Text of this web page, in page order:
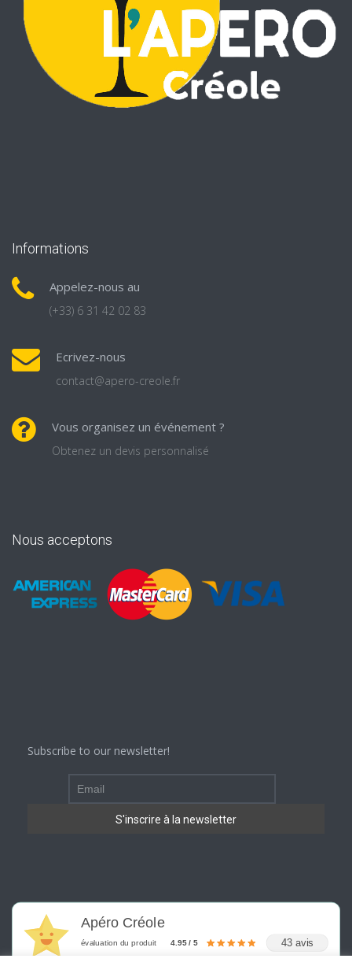
Informations
Appelez-nous au
(+33) 6 31 42 02 83
Ecrivez-nous
contact@apero-creole.fr
Vous organisez un événement ?
Obtenez un devis personnalisé
Nous acceptons
Subscribe to our newsletter!
Apéro Créole
évaluation du produit 4.95 / 5 43 avis